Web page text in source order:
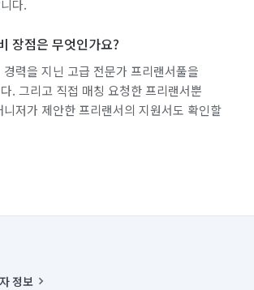
다.
장점은 무엇인가요?
력을 지닌 고급 전문가 프리랜서풀을
. 그리고 직접 매칭 요청한 프리랜서뿐
니저가 제안한 프리랜서의 지원서도 확인할
정보